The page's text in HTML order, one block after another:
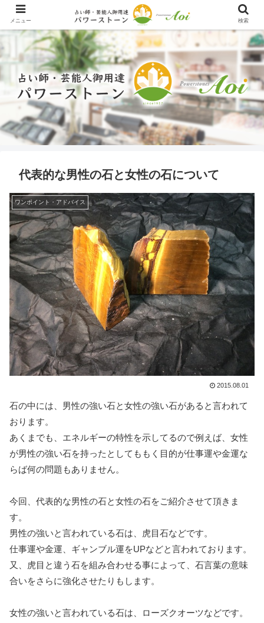
代表的な男性の石と女性の石について
ワンポイント・アドバイス
2015.08.01
石の中には、男性の強い石と女性の強い石があると言われて
おります。
あくまでも、エネルギーの特性を示してるので例えば、女性
が男性の強い石を持ったとしてももく目的が仕事運や金運な
らば何の問題もありません。
今回、代表的な男性の石と女性の石をご紹介させて頂きま
す。
男性の強いと言われている石は、虎目石などです。
仕事運や金運、ギャンブル運をUPなどと言われております。
又、虎目と違う石を組み合わせる事によって、石言葉の意味
合いをさらに強化させたりもします。
女性の強いと言われている石は、ローズクオーツなどです。
メニュー 検索